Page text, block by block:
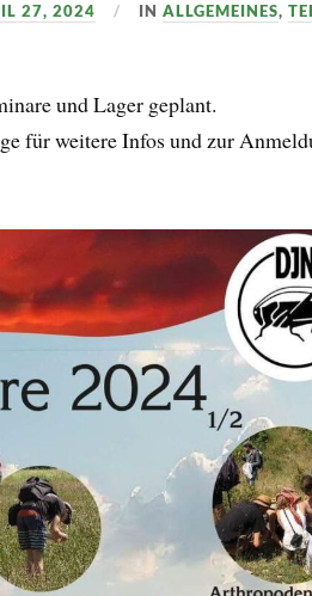
27, 2024 INALLGEMEINES,
und Lager geplant.
für weitere Infos und zur